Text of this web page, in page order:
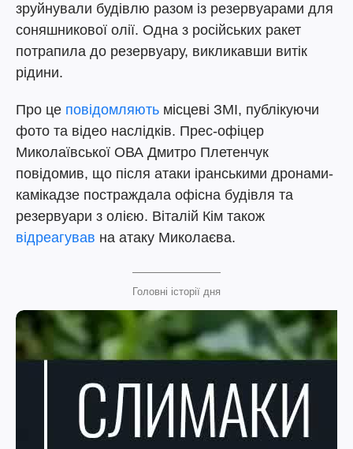
зруйнували будівлю разом із резервуарами для
соняшникової олії. Одна з російських ракет
потрапила до резервуару, викликавши витік
рідини.
Про це повідомляють місцеві ЗМІ, публікуючи
фото та відео наслідків. Прес-офіцер
Миколаївської ОВА Дмитро Плетенчук
повідомив, що після атаки іранськими дронами-
камікадзе постраждала офісна будівля та
резервуари з олією. Віталій Кім також
відреагував на атаку Миколаєва.
Головні історії дня